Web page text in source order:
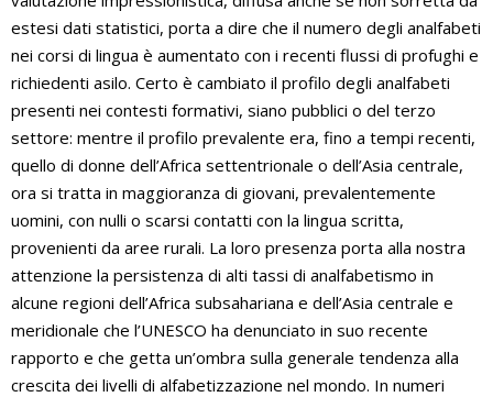
estesi dati statistici, porta a dire che il numero degli analfabeti
nei corsi di lingua è aumentato con i recenti flussi di profughi e
richiedenti asilo. Certo è cambiato il profilo degli analfabeti
presenti nei contesti formativi, siano pubblici o del terzo
settore: mentre il profilo prevalente era, fino a tempi recenti,
quello di donne dell’Africa settentrionale o dell’Asia centrale,
ora si tratta in maggioranza di giovani, prevalentemente
uomini, con nulli o scarsi contatti con la lingua scritta,
provenienti da aree rurali. La loro presenza porta alla nostra
attenzione la persistenza di alti tassi di analfabetismo in
alcune regioni dell’Africa subsahariana e dell’Asia centrale e
meridionale che l’UNESCO ha denunciato in suo recente
rapporto e che getta un’ombra sulla generale tendenza alla
crescita dei livelli di alfabetizzazione nel mondo. In numeri